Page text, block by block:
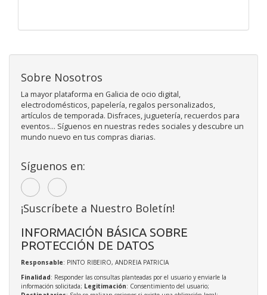
Sobre Nosotros
La mayor plataforma en Galicia de ocio digital,
electrodomésticos, papelería, regalos personalizados,
artículos de temporada. Disfraces, juguetería, recuerdos para
eventos... Síguenos en nuestras redes sociales y descubre un
mundo nuevo en tus compras diarias.
Síguenos en:
¡Suscríbete a Nuestro Boletín!
INFORMACIÓN BÁSICA SOBRE
PROTECCIÓN DE DATOS
Responsable: PINTO RIBEIRO, ANDREIA PATRICIA
Finalidad: Responder las consultas planteadas por el usuario y enviarle la
información solicitada; Legitimación: Consentimiento del usuario;